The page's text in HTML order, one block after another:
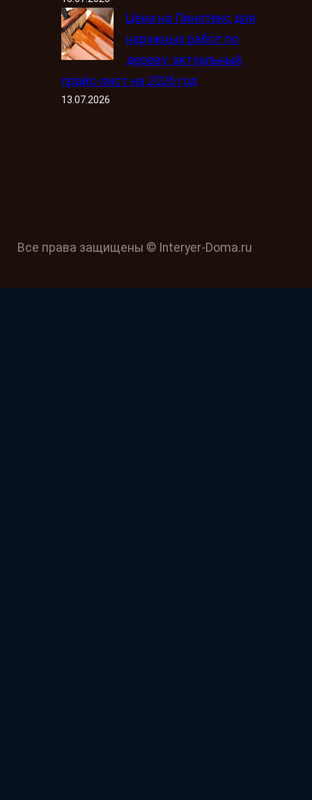
Цена на Пинотекс для
наружных работ по
дереву: актуальный
прайс-лист на 2026 год
13.07.2026
Все права защищены © Interyer-Doma.ru